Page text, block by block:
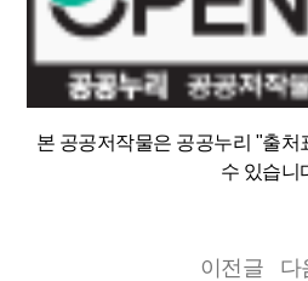
본 공공저작물은 공공누리 "출
수 있습니
이전글 다